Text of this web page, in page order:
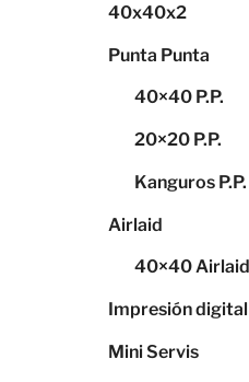
40x40x2
Punta Punta
40×40 P.P.
20×20 P.P.
Kanguros P.P.
Airlaid
40×40 Airlaid
Impresión digital
Mini Servis